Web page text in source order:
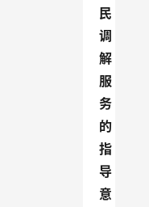
民
调
解
服
务
的
指
导
意